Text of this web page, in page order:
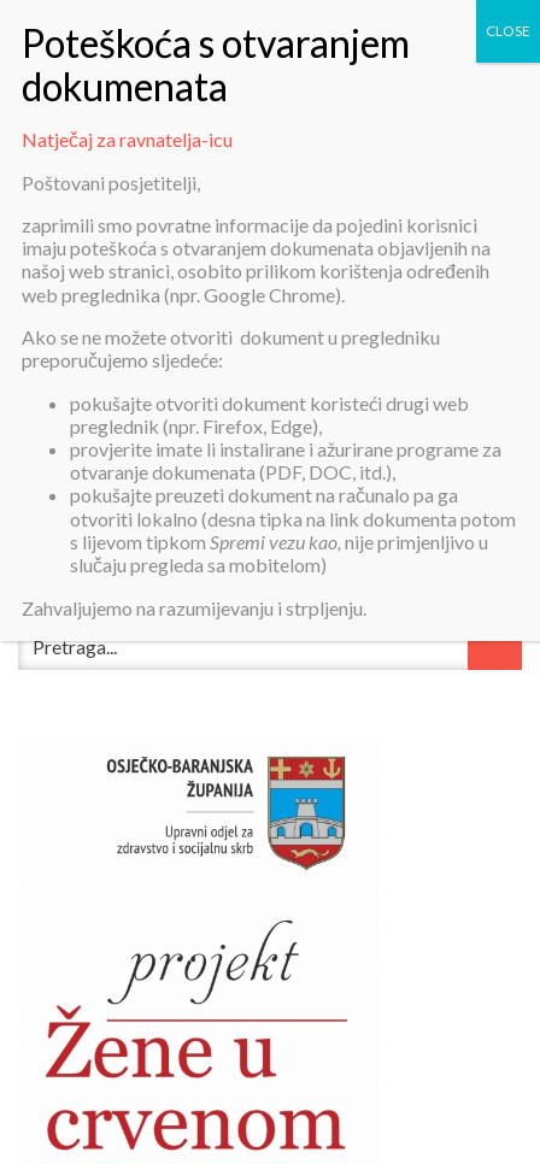
Natječaj za ravnatelja-icu
Natječaj za ravnatelja-icu
Objavljeno:19. kolovoza 2019.
Natječaj za ravnatelja-icu
Natječaj za ravnatelja-icu
Poštovani posjetitelji,
zaprimili smo povratne informacije da pojedini korisnici
imaju poteškoća s otvaranjem dokumenata objavljenih na
našoj web stranici, osobito prilikom korištenja određenih
web preglednika (npr. Google Chrome).
Ako se ne možete otvoriti dokument u pregledniku
preporučujemo sljedeće:
pokušajte otvoriti dokument koristeći drugi web
preglednik (npr. Firefox, Edge),
provjerite imate li instalirane i ažurirane programe za
otvaranje dokumenata (PDF, DOC, itd.),
pokušajte preuzeti dokument na računalo pa ga
otvoriti lokalno (desna tipka na link dokumenta potom
s lijevom tipkom Spremi vezu kao, nije primjenljivo u
slučaju pregleda sa mobitelom)
Zahvaljujemo na razumijevanju i strpljenju.